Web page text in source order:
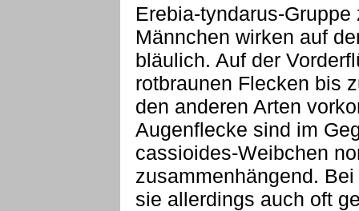
Erebia-tyndarus-
Männchen wirken auf
bläulich. Auf der
rotbraunen Flecken bis
den anderen Arten
Augenflecke sind im
cassioides-Weibchen
zusammenhängend.
sie allerdings auch oft